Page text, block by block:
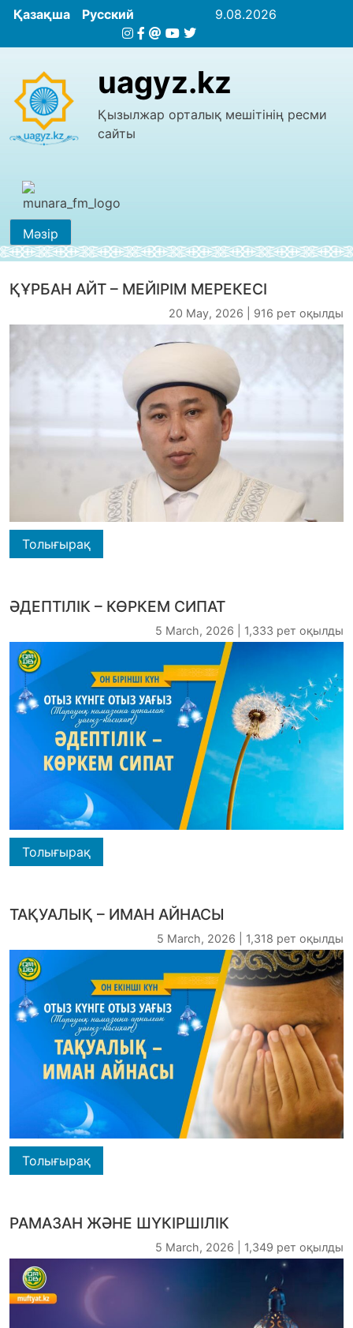
Қазақша Русский 9.08.2026
uagyz.kz
Қызылжар орталық мешітінің ресми
сайты
Мәзір
ҚҰРБАН АЙТ – МЕЙІРІМ МЕРЕКЕСІ
20 May, 2026 | 916 рет оқылды
Толығырақ
ӘДЕПТІЛІК – КӨРКЕМ СИПАТ
5 March, 2026 | 1,333 рет оқылды
Толығырақ
ТАҚУАЛЫҚ – ИМАН АЙНАСЫ
5 March, 2026 | 1,318 рет оқылды
Толығырақ
РАМАЗАН ЖӘНЕ ШҮКІРШІЛІК
5 March, 2026 | 1,349 рет оқылды